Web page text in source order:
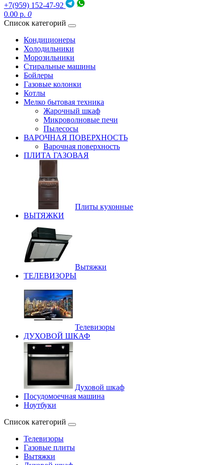
+7(959) 152-47-92
0.00 р. 0
Список категорий
Кондиционеры
Холодильники
Морозильники
Стиральные машины
Бойлеры
Газовые колонки
Котлы
Мелко бытовая техника
Жарочный шкаф
Микроволновые печи
Пылесосы
ВАРОЧНАЯ ПОВЕРХНОСТЬ
Варочная поверхность
ПЛИТА ГАЗОВАЯ
Плиты кухонные
ВЫТЯЖКИ
Вытяжки
ТЕЛЕВИЗОРЫ
Телевизоры
ДУХОВОЙ ШКАФ
Духовой шкаф
Посудомоечная машина
Ноутбуки
Список категорий
Телевизоры
Газовые плиты
Вытяжки